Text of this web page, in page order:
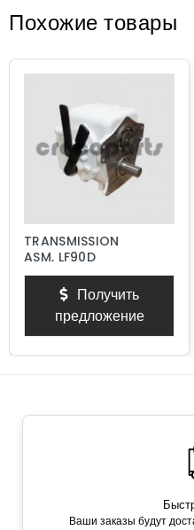
Похожие товары
TRANSMISSION
ASM, LF90D
Получить
предложение
Ваши заказы будут